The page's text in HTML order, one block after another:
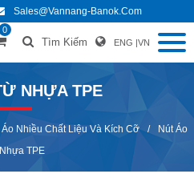
Sales@vannang-Banok.com
0
Tìm Kiếm ENG |VN
NHỰA TPE
Áo Nhiều Chất Liệu Và Kích Cỡ /
Nút Áo
TPE